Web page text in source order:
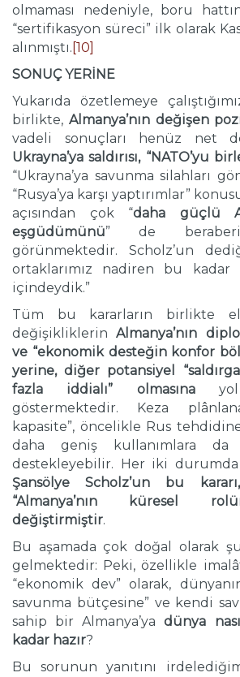
olmaması nedeniyle, boru
“sertifikasyon süreci” ilk olarak
alınmıştı. [10]
SONUÇ YERİNE
Yukarıda özetlemeye
birlikte, Almanya’nın değişen
vadeli sonuçları henüz net
Ukrayna’ya saldırısı, “NATO’yu
“Ukrayna’ya savunma silahları
“Rusya’ya karşı yaptırımlar”
açısından çok “daha güçlü
eşgüdümünü” de
görünmektedir. Scholz’un
ortaklarımız nadiren bu
içindeydik.”
Tüm bu kararların birlikte
değişikliklerinAlmanya’nın
ve “ekonomik desteğin konfor
yerine, diğer potansiyel
fazla iddialı” olmasınayol
göstermektedir. Keza
kapasite”, öncelikle Rus
daha geniş kullanımlara da
destekleyebilir. Her iki durumda
Şansölye Scholz’un bu
“Almanya’nın küresel
değiştirmiştir.
Bu aşamada çok doğal olarak
gelmektedir: Peki, özellikle
“ekonomik dev” olarak,
savunma bütçesine” ve kendi
sahip bir Almanya’yadünya
kadar hazır?
Bu sorunun yanıtını